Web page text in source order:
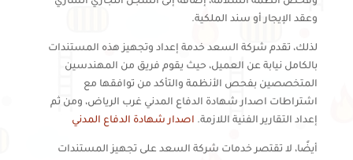
وعقد الإيجار أو سند الملكية.
لذلك، تقدم شركة السعد خدمة إعداد وتجهيز هذه المستندات
بالكامل نيابة عن العميل، حيث يقوم فريق من المهندسين
المتخصصين بفحص الأنظمة والتأكد من توافقها مع
اشتراطات اصدار شهادة الدفاع المدني غرب الرياض، ومن ثم
إعداد التقارير الفنية اللازمة. اصدار شهادة الدفاع المدني
أيضًا، لا تقتصر خدمات شركة السعد على تجهيز المستندات